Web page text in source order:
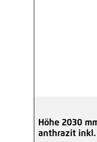
Höhe 2030
anthrazit inkl.